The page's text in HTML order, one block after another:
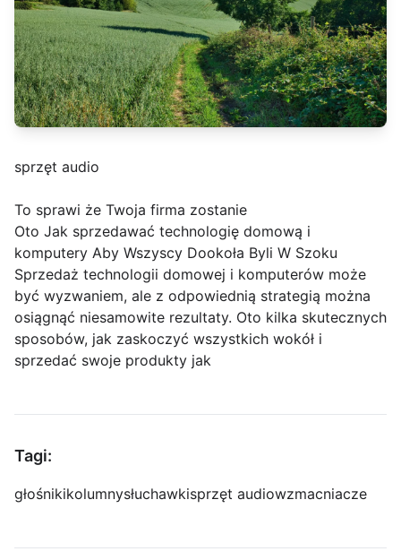
sprzęt audio
To sprawi że Twoja firma zostanie
Oto Jak sprzedawać technologię domową i
komputery Aby Wszyscy Dookoła Byli W Szoku
Sprzedaż technologii domowej i komputerów może
być wyzwaniem, ale z odpowiednią strategią można
osiągnąć niesamowite rezultaty. Oto kilka skutecznych
sposobów, jak zaskoczyć wszystkich wokół i
sprzedać swoje produkty jak
Tagi:
głośnikikolumnysłuchawkisprzęt audiowzmacniacze